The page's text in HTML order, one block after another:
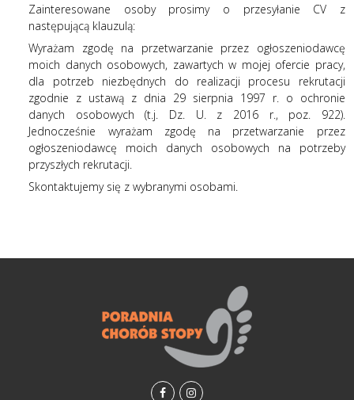
Zainteresowane osoby prosimy o przesyłanie CV z
następującą klauzulą:
Wyrażam zgodę na przetwarzanie przez ogłoszeniodawcę
moich danych osobowych, zawartych w mojej ofercie pracy,
dla potrzeb niezbędnych do realizacji procesu rekrutacji
zgodnie z ustawą z dnia 29 sierpnia 1997 r. o ochronie
danych osobowych (t.j. Dz. U. z 2016 r., poz. 922).
Jednocześnie wyrażam zgodę na przetwarzanie przez
ogłoszeniodawcę moich danych osobowych na potrzeby
przyszłych rekrutacji.
Skontaktujemy się z wybranymi osobami.
facebookinstagramm